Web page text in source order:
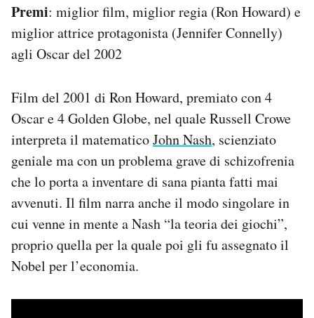
Premi: miglior film, miglior regia (Ron Howard) e
miglior attrice protagonista (Jennifer Connelly)
agli Oscar del 2002
Film del 2001 di Ron Howard, premiato con 4
Oscar e 4 Golden Globe, nel quale Russell Crowe
interpreta il matematicoJohn Nash, scienziato
geniale ma con un problema grave di schizofrenia
che lo porta a inventare di sana pianta fatti mai
avvenuti. Il film narra anche il modo singolare in
cui venne in mente a Nash “la teoria dei giochi”,
proprio quella per la quale poi gli fu assegnato il
Nobel per l’economia.